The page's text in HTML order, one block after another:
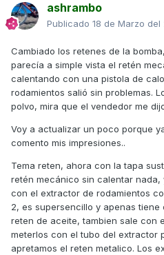
ashrambo
Publicado 18 de Marzo del
Cambiado los retenes de la
parecía a simple vista el retén
calentando con una pistola de
rodamientos salió sin problemas.
polvo, mira que el vendedor me
Voy a actualizar un poco porque
comento mis impresiones..
Tema reten, ahora con la tapa
retén mecánico sin calentar
con el extractor de rodamientos
2, es supersencillo y apenas
reten de aceite, tambien sale con
meterlos con el tubo del extractor
apretamos el reten metalico. Los